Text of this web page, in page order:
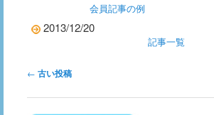
会員記事の例
2013/12/20
記事一覧
投稿ナビゲーション
← 古い投稿